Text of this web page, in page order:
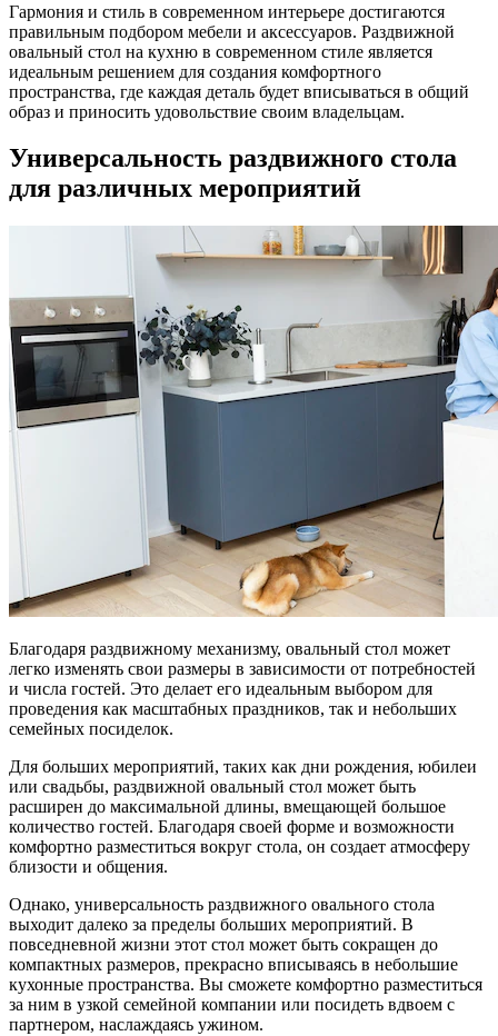
Гармония и стиль в современном интерьере достигаются
правильным подбором мебели и аксессуаров. Раздвижной
овальный стол на кухню в современном стиле является
идеальным решением для создания комфортного
пространства, где каждая деталь будет вписываться в общий
образ и приносить удовольствие своим владельцам.
Универсальность раздвижного стола
для различных мероприятий
Благодаря раздвижному механизму, овальный стол может
легко изменять свои размеры в зависимости от потребностей
и числа гостей. Это делает его идеальным выбором для
проведения как масштабных праздников, так и небольших
семейных посиделок.
Для больших мероприятий, таких как дни рождения, юбилеи
или свадьбы, раздвижной овальный стол может быть
расширен до максимальной длины, вмещающей большое
количество гостей. Благодаря своей форме и возможности
комфортно разместиться вокруг стола, он создает атмосферу
близости и общения.
Однако, универсальность раздвижного овального стола
выходит далеко за пределы больших мероприятий. В
повседневной жизни этот стол может быть сокращен до
компактных размеров, прекрасно вписываясь в небольшие
кухонные пространства. Вы сможете комфортно разместиться
за ним в узкой семейной компании или посидеть вдвоем с
партнером, наслаждаясь ужином.